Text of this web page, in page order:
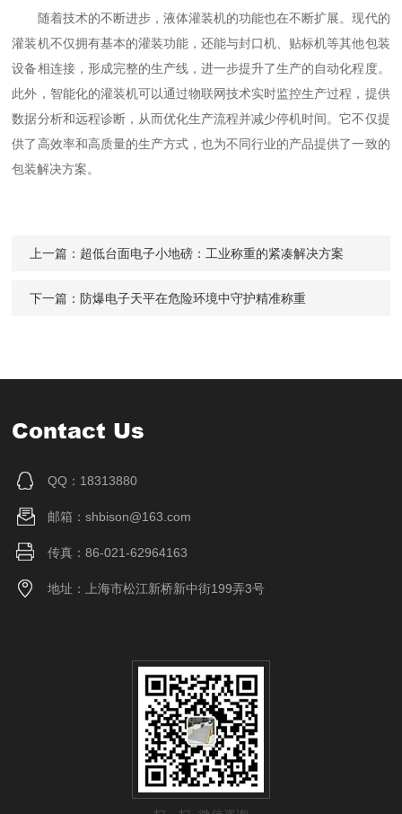
随着技术的不断进步，液体灌装机的功能也在不断扩展。现代的
灌装机不仅拥有基本的灌装功能，还能与封口机、贴标机等其他包装
设备相连接，形成完整的生产线，进一步提升了生产的自动化程度。
此外，智能化的灌装机可以通过物联网技术实时监控生产过程，提供
数据分析和远程诊断，从而优化生产流程并减少停机时间。它不仅提
供了高效率和高质量的生产方式，也为不同行业的产品提供了一致的
包装解决方案。
上一篇： 超低台面电子小地磅：工业称重的紧凑解决方案
下一篇： 防爆电子天平在危险环境中守护精准称重
Contact Us
QQ：18313880
邮箱：shbison@163.com
传真：86-021-62964163
地址：上海市松江新桥新中街199弄3号